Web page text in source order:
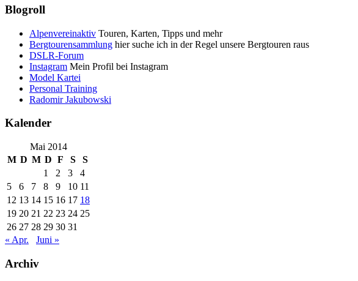
Blogroll
Alpenvereinaktiv Touren, Karten, Tipps und mehr
Bergtourensammlung hier suche ich in der Regel unsere Bergtouren raus
DSLR-Forum
Instagram Mein Profil bei Instagram
Model Kartei
Personal Training
Radomir Jakubowski
Kalender
Mai 2014
M D M D F S
S
1
2 3
4
5
6 7 8 9 10 11
12 13 14 15 16 17 18
19 20 21 22 23 24 25
26 27 28 29 30 31
« Apr.
Juni »
Archiv